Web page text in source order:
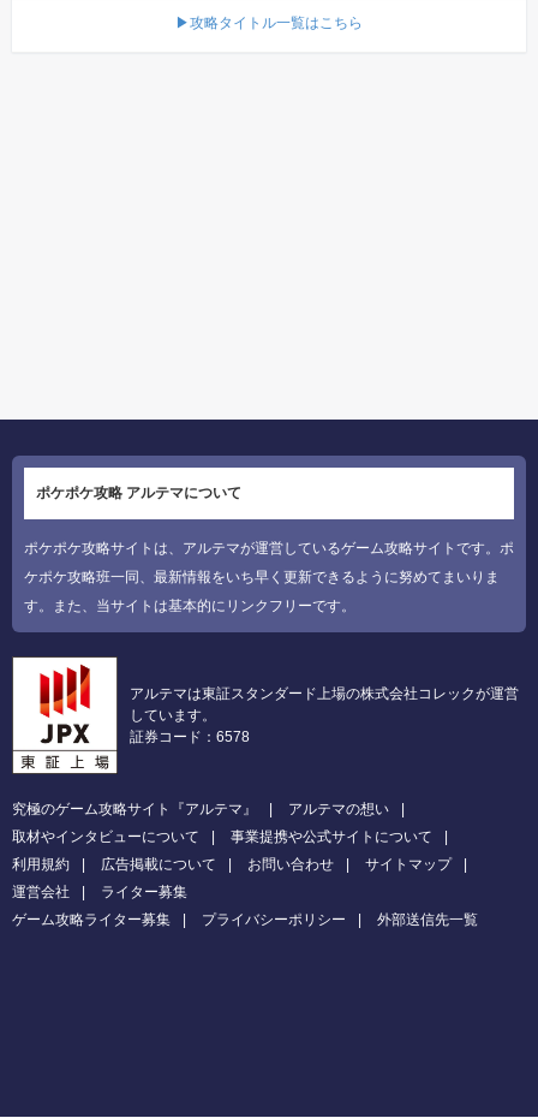
▶攻略タイトル一覧はこちら
ポケポケ攻略 アルテマについて
ポケポケ攻略サイトは、アルテマが運営しているゲーム攻略サイトです。ポ
ケポケ攻略班一同、最新情報をいち早く更新できるように努めてまいりま
す。また、当サイトは基本的にリンクフリーです。
アルテマは東証スタンダード上場の株式会社コレックが運営
しています。
証券コード：6578
究極のゲーム攻略サイト『アルテマ』
アルテマの想い
取材やインタビューについて
事業提携や公式サイトについて
利用規約
広告掲載について お問い合わせ
サイトマップ
運営会社
ライター募集
ゲーム攻略ライター募集
プライバシーポリシー 外部送信先一覧